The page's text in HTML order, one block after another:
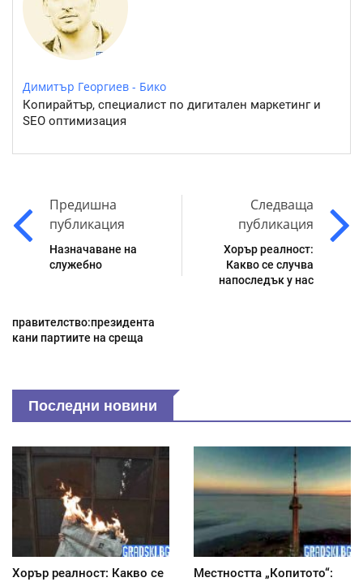
Димитър Георгиев - Бико
Копирайтър, специалист по дигитален маркетинг и
SEO оптимизация
Предишна
публикация
Назначаване на
служебно
правителство:президента
кани партиите на среща
Следваща
публикация
Хорър реалност:
Какво се случва
напоследък у нас
Последни новини
Хорър реалност: Какво се
Местността „Копитото“: